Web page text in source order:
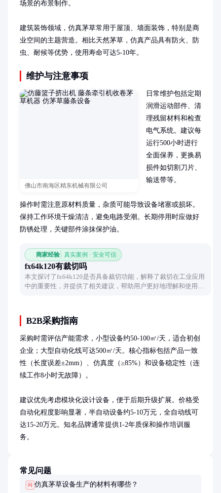
场景的布景制作。
建筑装饰领域，仿真茅草常用于屋顶、墙面装饰，特别是商
业空间的主题营造。相比天然茅草，仿真产品具有防火、防
虫、耐候等优势，使用寿命可达5-10年。
维护与注意事项
佛山市南海区精东机械有限公司
日常维护包括定期
润滑运动部件、清
理残留材料和检查
电气系统。建议每
运行500小时进行
全面保养，更换易
损件如切割刀片、
输送带等。
操作时需注意原材料质量，杂质可能导致设备堵塞或损坏。
保持工作环境干燥清洁，避免电路受潮。长期停用时应做好
防锈处理，关键部件涂抹保护油。
商家经验 真实案例 · 安全可信
fx64k120有裁切吗
本文探讨了fx64k120是否具备裁切功能，解释了裁切在工业应用
中的重要性，并提供了相关建议，帮助用户更好地理解和使用该
B2B采购指南
采购时需评估产能需求，小型设备约50-100㎡/天，适合初创
企业；大型自动化线可达500㎡/天。核心指标包括产品一致
性（长度误差±2mm）、仿真度（≥85%）和设备稳定性（连
续工作8小时无故障）。
建议优先考虑模块化设计设备，便于后期升级扩展。价格受
自动化程度影响显著，半自动设备约5-10万元，全自动线可
达15-20万元。知名品牌通常提供1-2年质保和操作培训服
务。
常见问题
问 仿真茅草设备生产的材料有哪些？